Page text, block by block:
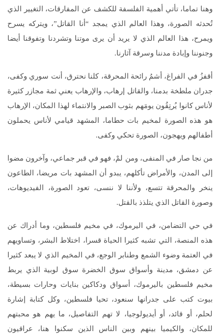
وهنا تماما، تأتي أهمية الفلسفة للكشف عن المفارقات، التغيير الذي
تُحدثه الصورة، وهذا العالم الذي يمجد “أنا القاتل”، ويتركه يسرح
ويمرح، هذا العالم الذي لا يريد أن يرى موتنا وتشردنا وتفوقنا أيضا
وجنوننا وإبادة مدننا وسرقة آثارنا.
أقفزُ في الفراغ، أشمُ رائحة المحرقة، كلنا نحترق، أنت سوري وكفى،
جدران ملطخة بدمنا، والقاتل إرهاب، والإرهاب يعني ثمة مجازر كثيرة
لأناس كانوا يُرتِقُون يومَهم بثوب الصبر والانتماء لهذا المكان، الإرهاب
هو هذه الصورة لمخيم بات حطاما، المشهد قيامي لأناس يحملون
أطفالهم ويهجون، الصورة تحكي وكفى.
من نجا صار في المنفى، ومن لمْ، فهو في قبر جماعي، وآخرون مضوا
إلى المدن، والأمراض تأكلهم، يبدو أن المشهد بات مريضا، الطاعون
ينخر والمحرقة تتسع، ولأننا لا ننسى، تعود الصورة، الفيديوهات،
وصورة القاتل الذي يتلذذ بالقتل.
في حي التضامن، في اليرموك، في مخيم فلسطين، وما أدراك عن
هذه المنصة، التي تشبه كثيرا الحياة قسرا، اختلاط البشر، وتساويهم
في العتمة وضوء الشمع وطنابر الوجع، في المخيم الذي لا يبعد كثيرا
عن دمشق، مدينة وأسواق سوق الخضرة سوق لوبية الذي يربط
مخيم فلسطين باليرموك، أسواق ودكاكين بنايات وحارات بسيطة،
بيوت كتب على جدرانها سنعود، تحيا فلسطين، وكل كتابة إشارة
لحلم، أو قائد، أو أيديولوجيا، لا تهم التفاصيل، ما يهم هو محبتهم
للمكان، والكيميا بينهم وبين الناس الذين سكنوا هنا، عراقيون